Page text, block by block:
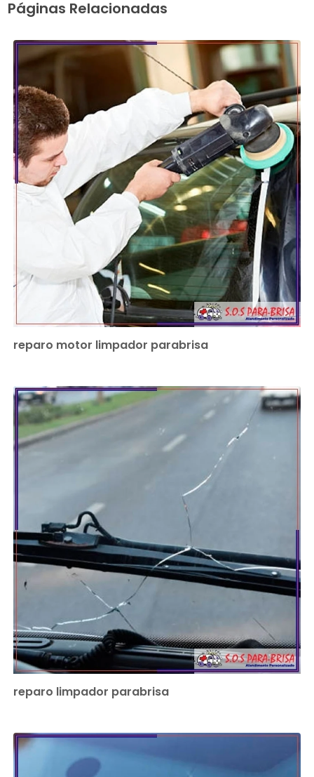
Páginas Relacionadas
reparo motor limpador parabrisa
reparo limpador parabrisa